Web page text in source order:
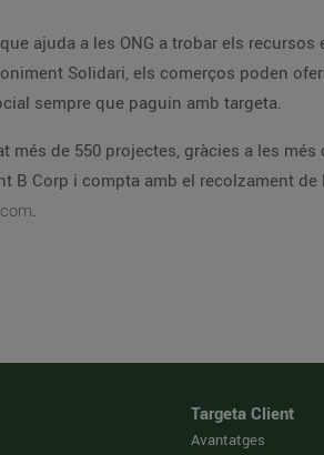
ajuda a les ONG a trobar els
Solidari, els comerços poden
sempre que paguin amb targeta.
més de 550 projectes, gràcies a les
B Corp i compta amb el recolzament
.
Targeta Client
Avantatges